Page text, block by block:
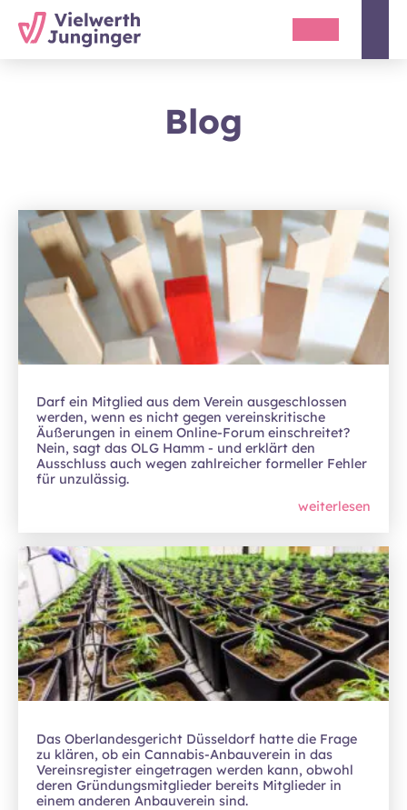
Blog
Darf ein Mitglied aus dem Verein ausgeschlossen
werden, wenn es nicht gegen vereinskritische
Äußerungen in einem Online-Forum einschreitet?
Nein, sagt das OLG Hamm - und erklärt den
Ausschluss auch wegen zahlreicher formeller Fehler
für unzulässig.
weiterlesen
Das Oberlandesgericht Düsseldorf hatte die Frage
zu klären, ob ein Cannabis-Anbauverein in das
Vereinsregister eingetragen werden kann, obwohl
deren Gründungsmitglieder bereits Mitglieder in
einem anderen Anbauverein sind.